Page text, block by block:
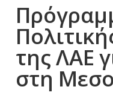
της ΛΑΕ
στη